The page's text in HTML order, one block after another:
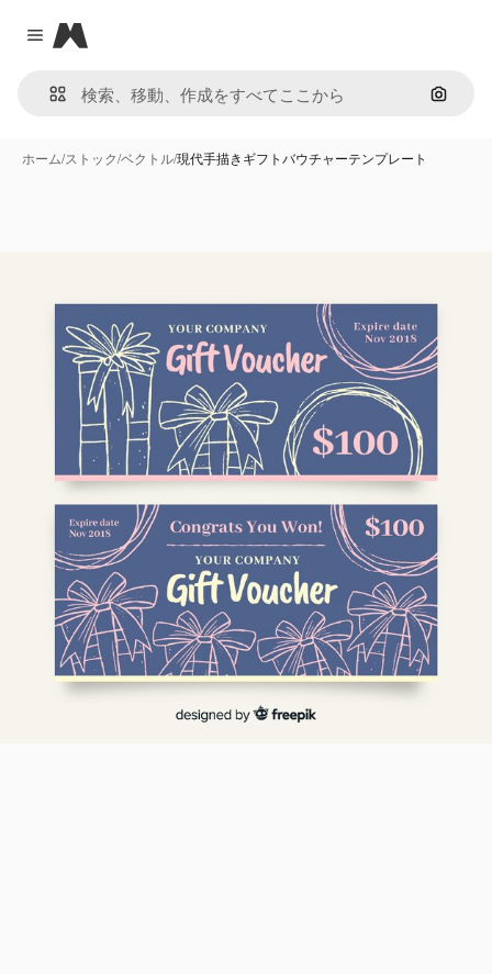
Close menu
Magnific
画像で
ホーム/ストック/ベクトル/現代手描きギフトバウチャーテンプレート